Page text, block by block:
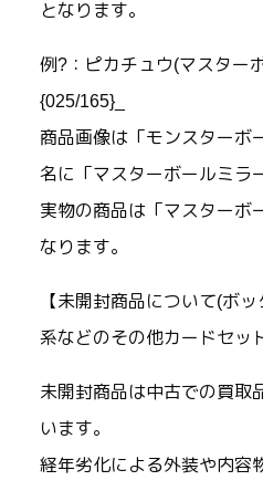
となります。
例?：ピカチュウ(マスター
{025/165}_
商品画像は「モンスターボ
名に「マスターボールミラ
実物の商品は「マスターボ
なります。
【未開封商品について(ボ
系などのその他カードセッ
未開封商品は中古での買取
います。
経年劣化による外装や内容